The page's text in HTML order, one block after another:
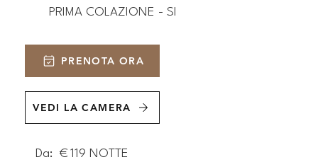
PRIMA COLAZIONE - SI
PRENOTA ORA
VEDI LA CAMERA
Da: € 119 NOTTE